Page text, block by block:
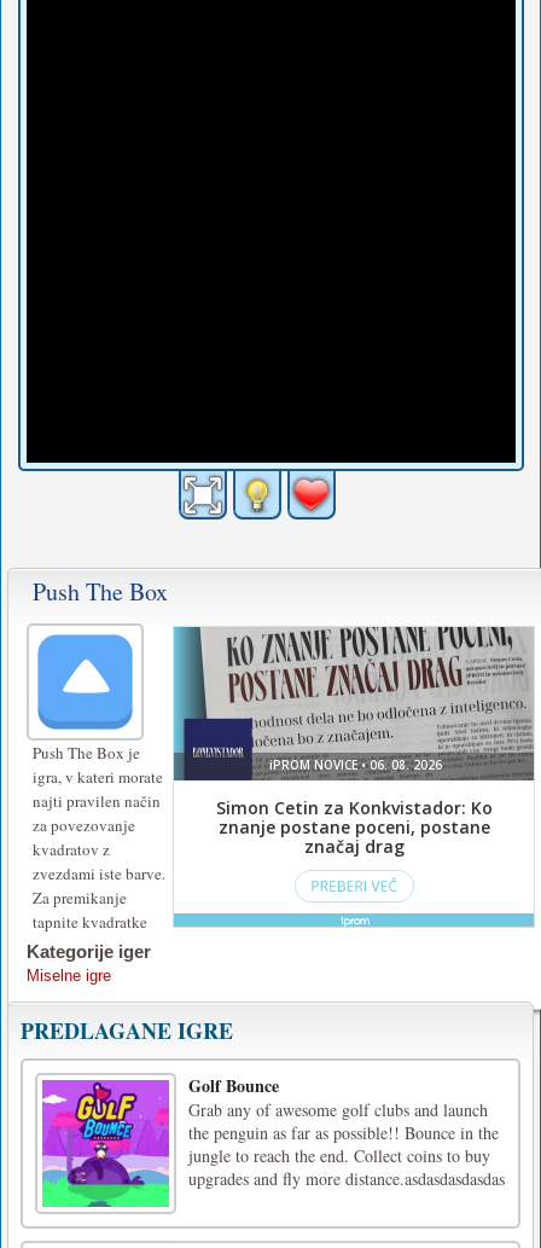
Push The Box
Push The Box je
igra, v kateri morate
najti pravilen način
za povezovanje
kvadratov z
zvezdami iste barve.
Za premikanje
tapnite kvadratke
Kategorije iger
Miselne igre
PREDLAGANE IGRE
Golf Bounce
Grab any of awesome golf clubs and launch
the penguin as far as possible!! Bounce in the
jungle to reach the end. Collect coins to buy
upgrades and fly more distance.asdasdasdasdas